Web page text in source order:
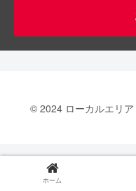
© 2024 ローカルエリ
ホーム